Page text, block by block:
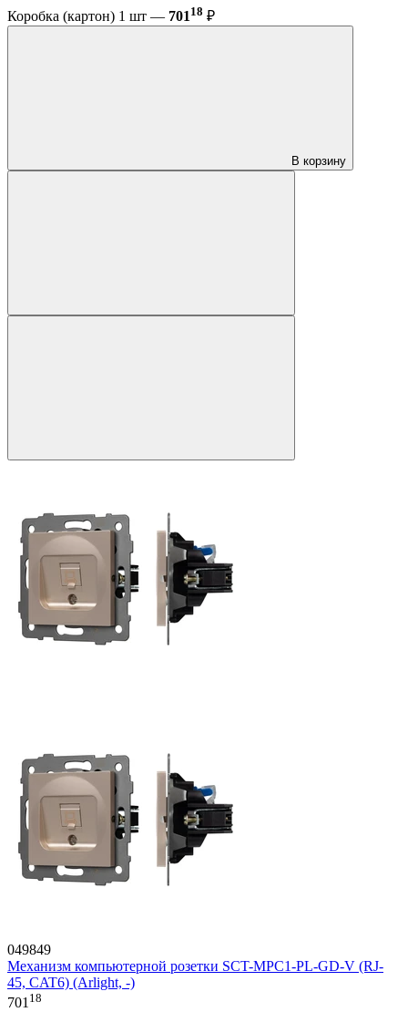
Коробка (картон) 1 шт — 701 18 ₽
В корзину
049849
Механизм компьютерной розетки SCT-MPC1-PL-GD-V (RJ-
45, CAT6) (Arlight, -)
70118